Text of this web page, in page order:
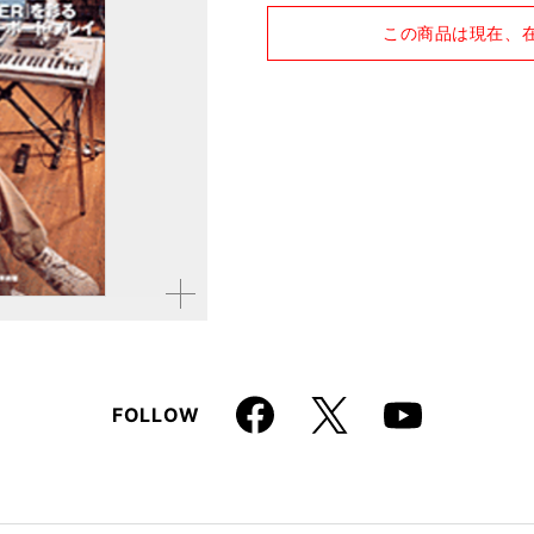
拡大す
雑誌この商品は現在、
FOLLOWFaceboo
k
X Youtube